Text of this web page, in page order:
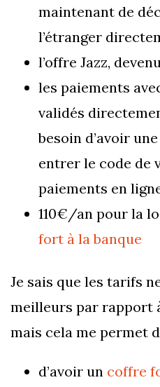
maintenant de
l’étranger
l’offre Jazz,
les paiements
validés
besoin d’avoir
entrer le code de
paiements en
110€/an pour la
fort à la banque
Je sais que les tarifs
meilleurs par rapport
mais cela me permet
d’avoir un coffre